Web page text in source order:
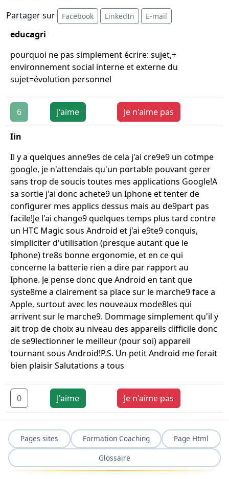
Partager sur
Facebook LinkedIn E-mail
educagri
pourquoi ne pas simplement écrire: sujet,+
environnement social interne et externe du
sujet=évolution personnel
6 J'aime Je n'aime pas
Iin
Il y a quelques anne9es de cela j'ai cre9e9 un cotmpe
google, je n'attendais qu'un portable pouvant gerer
sans trop de soucis toutes mes applications Google!A
sa sortie j'ai donc achete9 un Iphone et tenter de
configurer mes applics dessus mais au de9part pas
facile!Je l'ai change9 quelques temps plus tard contre
un HTC Magic sous Android et j'ai e9te9 conquis,
simpliciter d'utilisation (presque autant que le
Iphone) tre8s bonne ergonomie, et en ce qui
concerne la batterie rien a dire par rapport au
Iphone. Je pense donc que Android en tant que
syste8me a clairement sa place sur le marche9 face a
Apple, surtout avec les nouveaux mode8les qui
arrivent sur le marche9. Dommage simplement qu'il y
ait trop de choix au niveau des appareils difficile donc
de se9lectionner le meilleur (pour soi) appareil
tournant sous Android!P.S. Un petit Android me ferait
bien plaisir Salutations a tous
0 J'aime Je n'aime pas
Pages sites Formation Coaching
Page Html
Glossaire